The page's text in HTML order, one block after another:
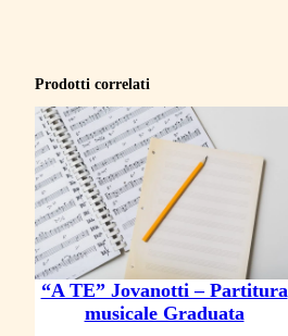
Prodotti correlati
“A TE” Jovanotti – Partitura
musicale Graduata